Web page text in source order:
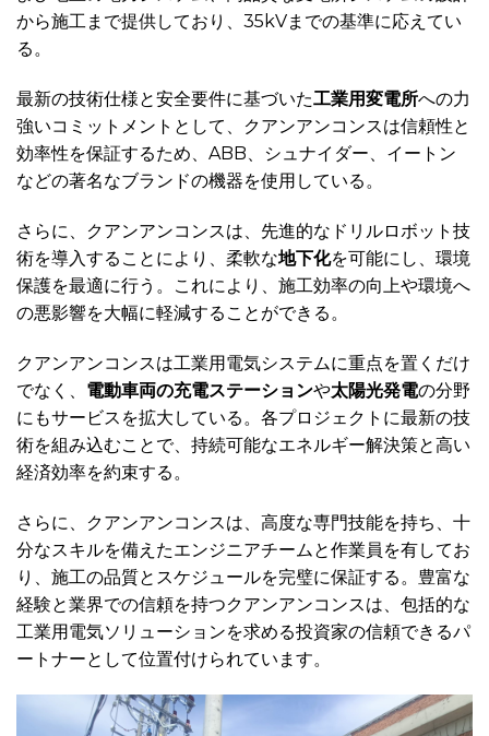
から施工まで提供しており、35kVまでの基準に応えてい
る。
最新の技術仕様と安全要件に基づいた工業用変電所への力
強いコミットメントとして、クアンアンコンスは信頼性と
効率性を保証するため、ABB、シュナイダー、イートン
などの著名なブランドの機器を使用している。
さらに、クアンアンコンスは、先進的なドリルロボット技
術を導入することにより、柔軟な地下化を可能にし、環境
保護を最適に行う。これにより、施工効率の向上や環境へ
の悪影響を大幅に軽減することができる。
クアンアンコンスは工業用電気システムに重点を置くだけ
でなく、 電動車両の充電ステーションや太陽光発電の分野
にもサービスを拡大している。各プロジェクトに最新の技
術を組み込むことで、持続可能なエネルギー解決策と高い
経済効率を約束する。
さらに、クアンアンコンスは、高度な専門技能を持ち、十
分なスキルを備えたエンジニアチームと作業員を有してお
り、施工の品質とスケジュールを完璧に保証する。豊富な
経験と業界での信頼を持つクアンアンコンスは、包括的な
工業用電気ソリューションを求める投資家の信頼できるパ
ートナーとして位置付けられています。